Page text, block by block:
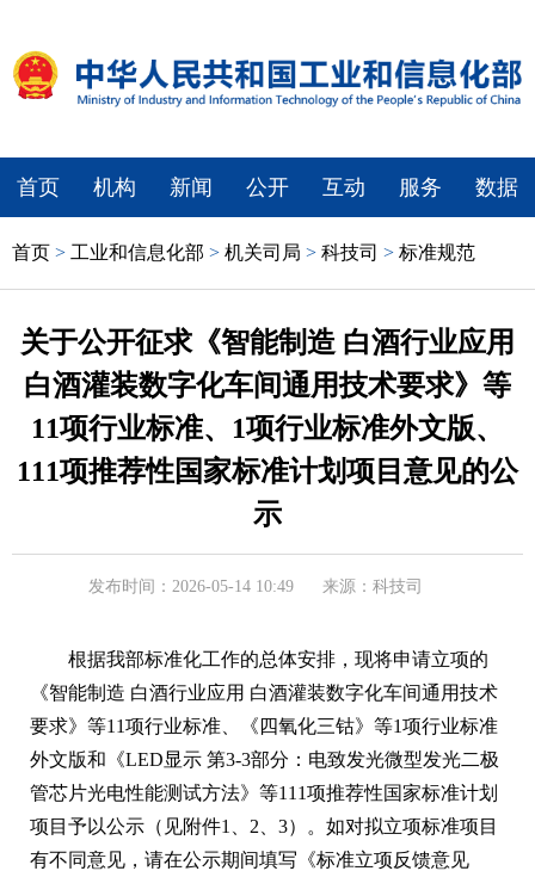
首页 机构 新闻 公开 互动 服务 数据
首页 > 工业和信息化部 > 机关司局 > 科技司 > 标准规范
关于公开征求《智能制造 白酒行业应用
白酒灌装数字化车间通用技术要求》等
11项行业标准、1项行业标准外文版、
111项推荐性国家标准计划项目意见的公
示
发布时间：2026-05-14 10:49 来源：科技司
根据我部标准化工作的总体安排，现将申请立项的
《智能制造 白酒行业应用 白酒灌装数字化车间通用技术
要求》等11项行业标准、《四氧化三钴》等1项行业标准
外文版和《LED显示 第3-3部分：电致发光微型发光二极
管芯片光电性能测试方法》等111项推荐性国家标准计划
项目予以公示（见附件1、2、3）。如对拟立项标准项目
有不同意见，请在公示期间填写《标准立项反馈意见